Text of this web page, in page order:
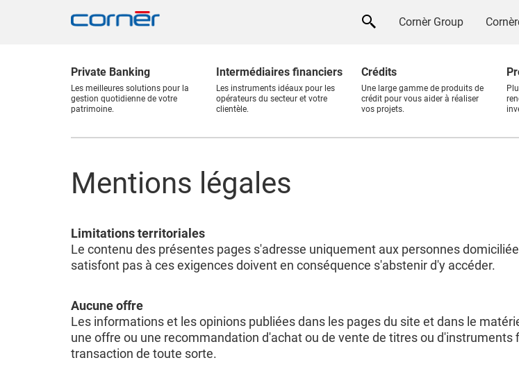
Cornèr Group
Private Banking
Les meilleures solutions pour la
gestion quotidienne de votre
patrimoine.
Intermédiaires financiers
Les instruments idéaux pour les
opérateurs du secteur et votre
clientèle.
Crédits
Une large gamme de produits de
crédit pour vous aider à réaliser
vos projets.
Mentions légales
Limitations territoriales
Le contenu des présentes pages s'adresse uniquement aux personnes
satisfont pas à ces exigences doivent en conséquence s'abstenir d'y accéder.
Aucune offre
Les informations et les opinions publiées dans les pages du site et dans le
une offre ou une recommandation d'achat ou de vente de titres ou
transaction de toute sorte.